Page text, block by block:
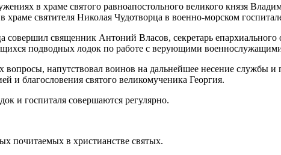
в храме святого равноапостольного великого князя
святителя Николая Чудотворца в военно-морском
совершил священник Антоний Власов, секретарь
подводных лодок по работе с верующими
напутствовал воинов на дальнейшее несение службы и
благословения святого великомученика Георгия.
и госпиталя совершаются регулярно.
почитаемых в христианстве святых.